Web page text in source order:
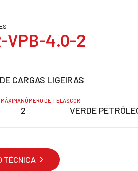
VPB-4.0-2
CARGAS LIGEIRAS
NÚMERO DE TELAS
2
COR
VERDE
TÉCNICA